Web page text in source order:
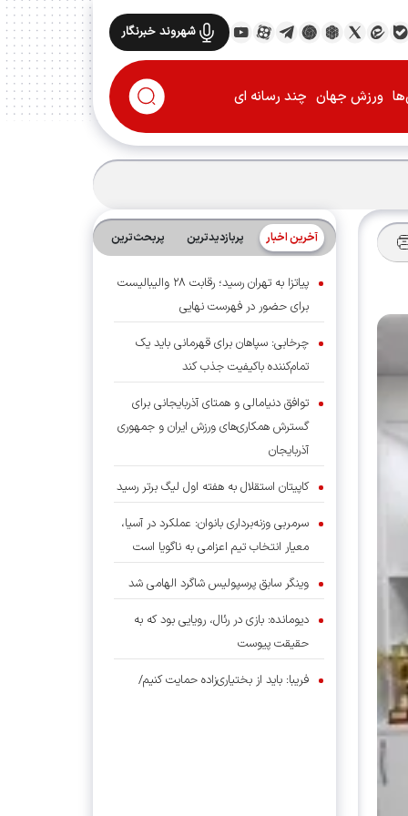
شهروند خبرنگار
ورزش جهان چند رسانه ای
آخرین اخبار پربازدیدترین پربحث‌ترین‌
پیاتزا به تهران رسید؛ رقابت ۲۸ والیبالیست
برای حضور در فهرست نهایی
چرخابی: سپاهان برای قهرمانی باید یک
تمام‌کننده باکیفیت جذب کند
توافق دنیامالی و همتای آذربایجانی برای
گسترش همکاری‌های ورزش ایران و جمهوری
آذربایجان
کاپیتان استقلال به هفته اول لیگ برتر رسید
سرمربی وزنه‌برداری بانوان: عملکرد در آسیا،
معیار انتخاب تیم اعزامی به ناگویا است
وینگر سابق پرسپولیس شاگرد الهامی شد
دیومانده: بازی در رئال، رویایی بود که به
حقیقت پیوست
فریبا: باید از بختیاری‌زاده حمایت کنیم/